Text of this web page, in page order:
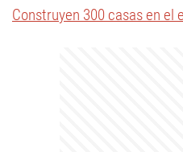
Construyen 300 casas en el